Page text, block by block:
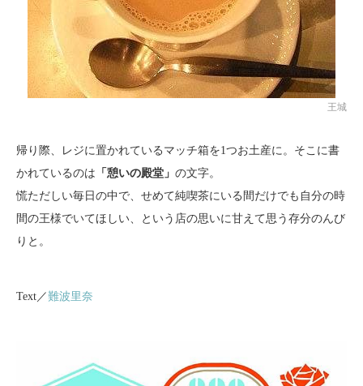
王城
帰り際、レジに置かれているマッチ箱を1つお土産に。そこに書
かれているのは 「憩いの殿堂」 の文字。
慌ただしい毎日の中で、せめて純喫茶にいる間だけでも自分の時
間の王様でいてほしい、という店の思いに甘えて思う存分のんび
りと。
Text／難波里奈